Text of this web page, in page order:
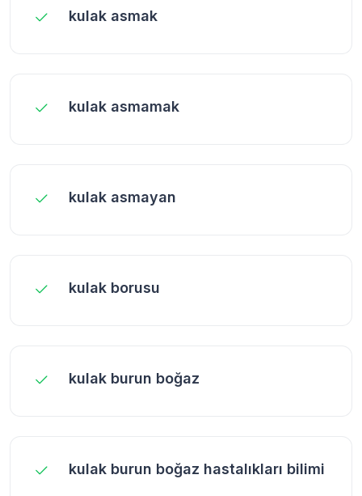
kulak asmak
kulak asmamak
kulak asmayan
kulak borusu
kulak burun boğaz
kulak burun boğaz hastalıkları bilimi